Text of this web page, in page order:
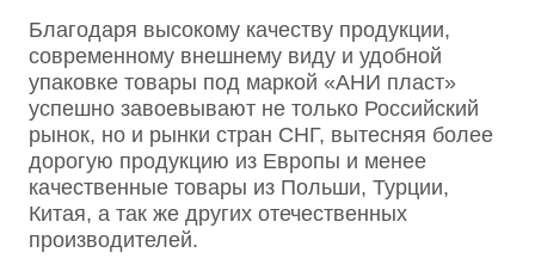
Благодаря высокому качеству продукции,
современному внешнему виду и удобной
упаковке товары под маркой «АНИ пласт»
успешно завоевывают не только Российский
рынок, но и рынки стран СНГ, вытесняя более
дорогую продукцию из Европы и менее
качественные товары из Польши, Турции,
Китая, а так же других отечественных
производителей.